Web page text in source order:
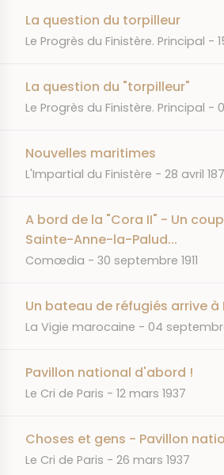
La question du torpilleur
JOURNAL
Le Progrès du Finistère. Principal
La question du "torpilleur"
JOURNAL
Le Progrès du Finistère. Principal
Nouvelles maritimes
JOURNAL
L'Impartial du Finistère DATE
28 avril
A bord de la "Cora II" - Un
Sainte-Anne-la-Palud...
JOURNAL
Comœdia DATE
30 septembre 1911
Un bateau de réfugiés arrive à
JOURNAL
La Vigie marocaine DATE
04
Pavillon national d'abord !
JOURNAL
Le Cri de Paris DATE
12 mars 1937
Choses et gens - Pavillon
JOURNAL
Le Cri de Paris DATE
26 mars 1937